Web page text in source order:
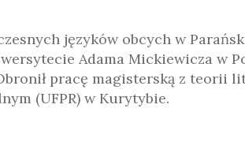
języków obcych w
Adama Mickiewicza w
pracę magisterską z teorii
(UFPR) w Kurytybie.